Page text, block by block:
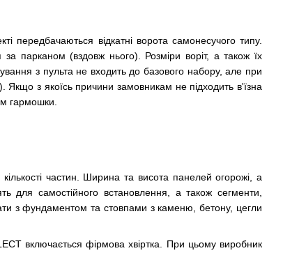
передбачаються відкатні ворота самонесучого типу.
парканом (вздовж нього). Розміри воріт, а також їх
з пульта не входить до базового набору, але при
Якщо з якоїсь причини замовникам не підходить в'їзна
гармошки.
частин. Ширина та висота панелей огорожі, а
для самостійного встановлення, а також сегменти,
з фундаментом та стовпами з каменю, бетону, цегли
включається фірмова хвіртка. При цьому виробник